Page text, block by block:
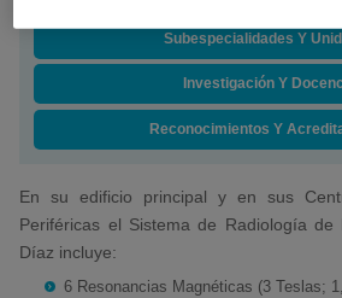
Subespecialidades Y
Investigación Y
Reconocimientos Y
En su edificio principal y en sus
Periféricas el Sistema de Radiología de
Díaz incluye:
6 Resonancias Magnéticas (3 Teslas;